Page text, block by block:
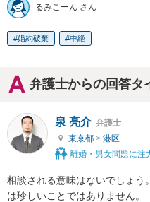
るみこーん さん
婚約破棄 中絶
弁護士からの回答タ
泉 亮介 弁護士
東京都 > 港区
離婚・男女問題に注
相談される意味はないでしょう
は珍しいことではありません。